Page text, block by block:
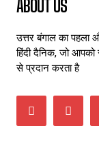
ABOUT US
उत्तर बंगाल का पहला
हिंदी दैनिक, जो
से प्रदान करता है